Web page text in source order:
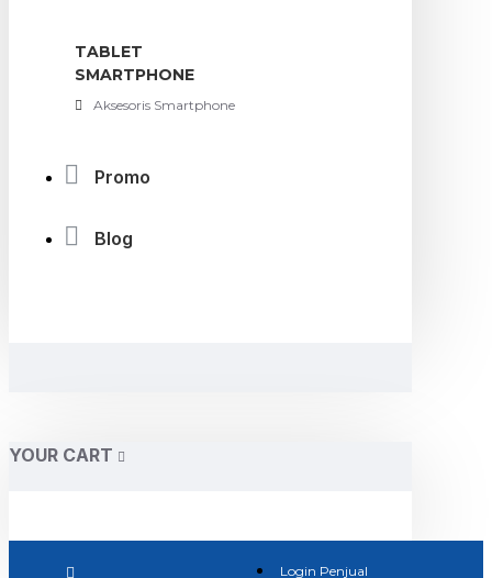
TABLET
SMARTPHONE
Aksesoris Smartphone
Promo
Blog
YOUR CART
Login Penjual